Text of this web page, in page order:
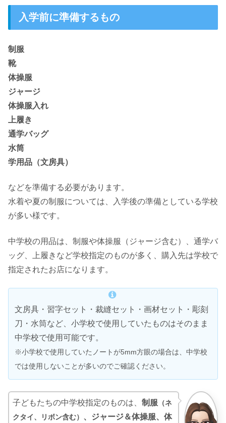
入学前に準備するもの
制服
靴
体操服
ジャージ
体操服入れ
上履き
通学バッグ
水筒
学用品（文房具）
などを準備する必要があります。
水着や夏の制服については、入学後の準備としている学校
が多い様です。
中学校の用品は、制服や体操服（ジャージ含む）、通学バ
ッグ、上履きなど学校指定のものが多く、購入先は学校で
指定されたお店になります。
文房具・習字セット・裁縫セット・画材セット・彫刻
刀・水筒など、小学校で使用していたものはそのまま
中学校で使用可能です。
※小学校で使用していたノートが5mm方眼の場合は、中学校
では使用しないことが多いのでご確認ください。
子どもたちの中学校指定のものは、 制服 （ネ
クタイ、リボン含む） 、ジャージ＆体操服、体